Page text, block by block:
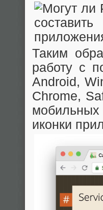
Таким
работу с
Android,
Chrome,
иконки